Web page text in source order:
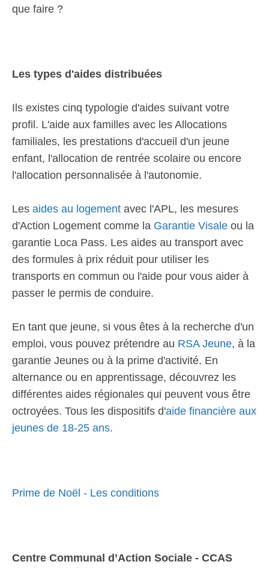
que faire ?
Les types d'aides distribuées
Ils existes cinq typologie d'aides suivant votre
profil. L'aide aux familles avec les Allocations
familiales, les prestations d'accueil d'un jeune
enfant, l'allocation de rentrée scolaire ou encore
l'allocation personnalisée à l'autonomie.
Les aides au logement avec l'APL, les mesures
d'Action Logement comme la Garantie Visale ou la
garantie Loca Pass. Les aides au transport avec
des formules à prix réduit pour utiliser les
transports en commun ou l'aide pour vous aider à
passer le permis de conduire.
En tant que jeune, si vous êtes à la recherche d'un
emploi, vous pouvez prétendre au RSA Jeune, à la
garantie Jeunes ou à la prime d'activité. En
alternance ou en apprentissage, découvrez les
différentes aides régionales qui peuvent vous être
octroyées. Tous les dispositifs d'aide financière aux
jeunes de 18-25 ans.
Prime de Noël - Les conditions
Centre Communal d’Action Sociale - CCAS